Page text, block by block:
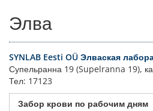
Элва
SYNLAB Eesti OÜ Элваская
Супельранна 19 (Supelranna 19),
Тел: 17123
Забор крови по рабочим дням